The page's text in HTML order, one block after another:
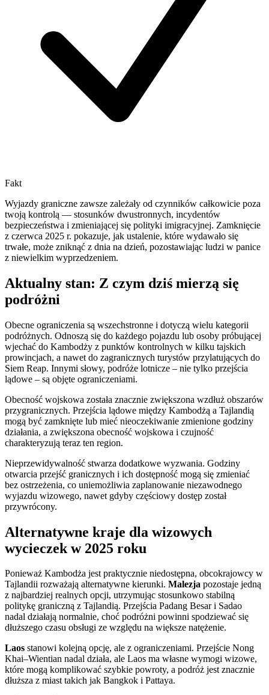
Fakt
Wyjazdy graniczne zawsze zależały od czynników całkowicie poza
twoją kontrolą — stosunków dwustronnych, incydentów
bezpieczeństwa i zmieniającej się polityki imigracyjnej. Zamknięcie
z czerwca 2025 r. pokazuje, jak ustalenie, które wydawało się
trwałe, może zniknąć z dnia na dzień, pozostawiając ludzi w panice
z niewielkim wyprzedzeniem.
Aktualny stan: Z czym dziś mierzą się
podróżni
Obecne ograniczenia są wszechstronne i dotyczą wielu kategorii
podróżnych. Odnoszą się do każdego pojazdu lub osoby próbującej
wjechać do Kambodży z punktów kontrolnych w kilku tajskich
prowincjach, a nawet do zagranicznych turystów przylatujących do
Siem Reap. Innymi słowy, podróże lotnicze – nie tylko przejścia
lądowe – są objęte ograniczeniami.
Obecność wojskowa została znacznie zwiększona wzdłuż obszarów
przygranicznych. Przejścia lądowe między Kambodżą a Tajlandią
mogą być zamknięte lub mieć nieoczekiwanie zmienione godziny
działania, a zwiększona obecność wojskowa i czujność
charakteryzują teraz ten region.
Nieprzewidywalność stwarza dodatkowe wyzwania. Godziny
otwarcia przejść granicznych i ich dostępność mogą się zmieniać
bez ostrzeżenia, co uniemożliwia zaplanowanie niezawodnego
wyjazdu wizowego, nawet gdyby częściowy dostęp został
przywrócony.
Alternatywne kraje dla wizowych
wycieczek w 2025 roku
Ponieważ Kambodża jest praktycznie niedostępna, obcokrajowcy w
Tajlandii rozważają alternatywne kierunki. Malezja pozostaje jedną
z najbardziej realnych opcji, utrzymując stosunkowo stabilną
politykę graniczną z Tajlandią. Przejścia Padang Besar i Sadao
nadal działają normalnie, choć podróżni powinni spodziewać się
dłuższego czasu obsługi ze względu na większe natężenie.
Laos stanowi kolejną opcję, ale z ograniczeniami. Przejście Nong
Khai–Wientian nadal działa, ale Laos ma własne wymogi wizowe,
które mogą komplikować szybkie powroty, a podróż jest znacznie
dłuższa z miast takich jak Bangkok i Pattaya.